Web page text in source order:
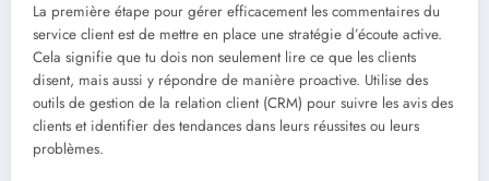
La première étape pour gérer efficacement les commentaires du
service client est de mettre en place une stratégie d’écoute active.
Cela signifie que tu dois non seulement lire ce que les clients
disent, mais aussi y répondre de manière proactive. Utilise des
outils de gestion de la relation client (CRM) pour suivre les avis des
clients et identifier des tendances dans leurs réussites ou leurs
problèmes.